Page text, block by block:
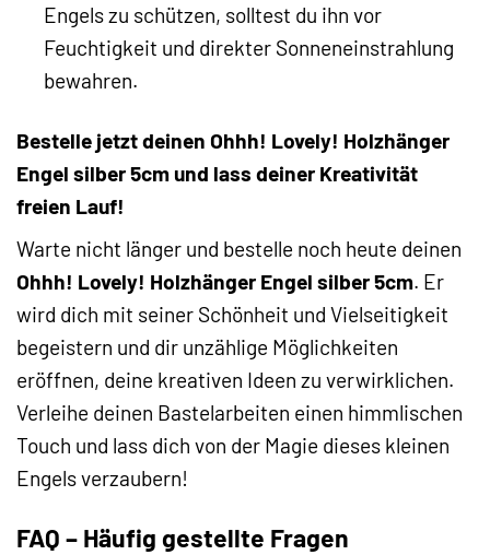
Engels zu schützen, solltest du ihn vor
Feuchtigkeit und direkter Sonneneinstrahlung
bewahren.
Bestelle jetzt deinen Ohhh! Lovely! Holzhänger
Engel silber 5cm und lass deiner Kreativität
freien Lauf!
Warte nicht länger und bestelle noch heute deinen
Ohhh! Lovely! Holzhänger Engel silber 5cm. Er
wird dich mit seiner Schönheit und Vielseitigkeit
begeistern und dir unzählige Möglichkeiten
eröffnen, deine kreativen Ideen zu verwirklichen.
Verleihe deinen Bastelarbeiten einen himmlischen
Touch und lass dich von der Magie dieses kleinen
Engels verzaubern!
FAQ – Häufig gestellte Fragen